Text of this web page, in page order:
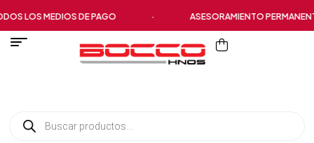
LOS MEDIOS DE PAGO ASESORAMIENTO PERMANENTE